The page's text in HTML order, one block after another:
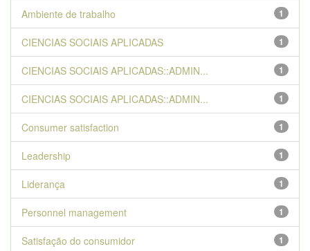
1
Ambiente de trabalho
1
CIENCIAS SOCIAIS APLICADAS
1
CIENCIAS SOCIAIS APLICADAS::ADMIN...
1
CIENCIAS SOCIAIS APLICADAS::ADMIN...
1
Consumer satisfaction
1
Leadership
1
Liderança
1
Personnel management
1
Satisfação do consumidor